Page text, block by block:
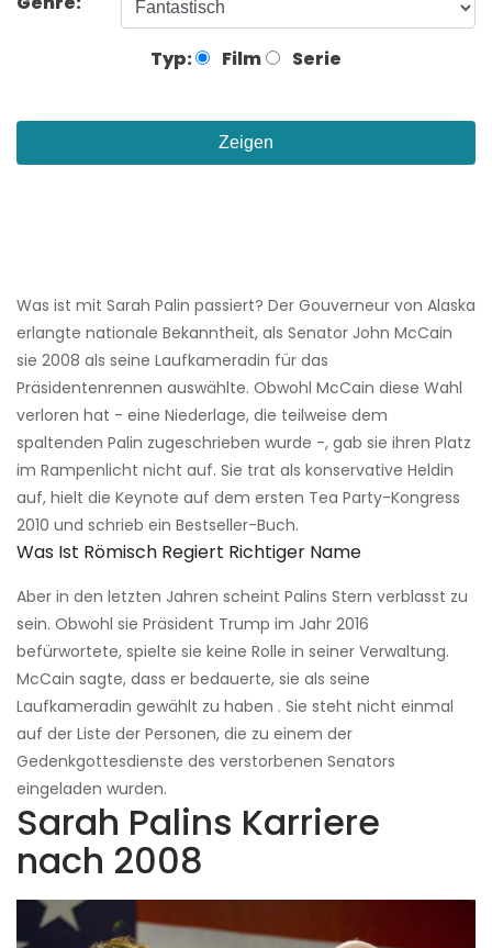
Typ: Film Serie
Zeigen
Was ist mit Sarah Palin passiert? Der Gouverneur von Alaska
erlangte nationale Bekanntheit, als Senator John McCain
sie 2008 als seine Laufkameradin für das
Präsidentenrennen auswählte. Obwohl McCain diese Wahl
verloren hat - eine Niederlage, die teilweise dem
spaltenden Palin zugeschrieben wurde -, gab sie ihren Platz
im Rampenlicht nicht auf. Sie trat als konservative Heldin
auf, hielt die Keynote auf dem ersten Tea Party-Kongress
2010 und schrieb ein Bestseller-Buch.
Was Ist Römisch Regiert Richtiger Name
Aber in den letzten Jahren scheint Palins Stern verblasst zu
sein. Obwohl sie Präsident Trump im Jahr 2016
befürwortete, spielte sie keine Rolle in seiner Verwaltung.
McCain sagte, dass er bedauerte, sie als seine
Laufkameradin gewählt zu haben . Sie steht nicht einmal
auf der Liste der Personen, die zu einem der
Gedenkgottesdienste des verstorbenen Senators
eingeladen wurden.
Sarah Palins Karriere
nach 2008